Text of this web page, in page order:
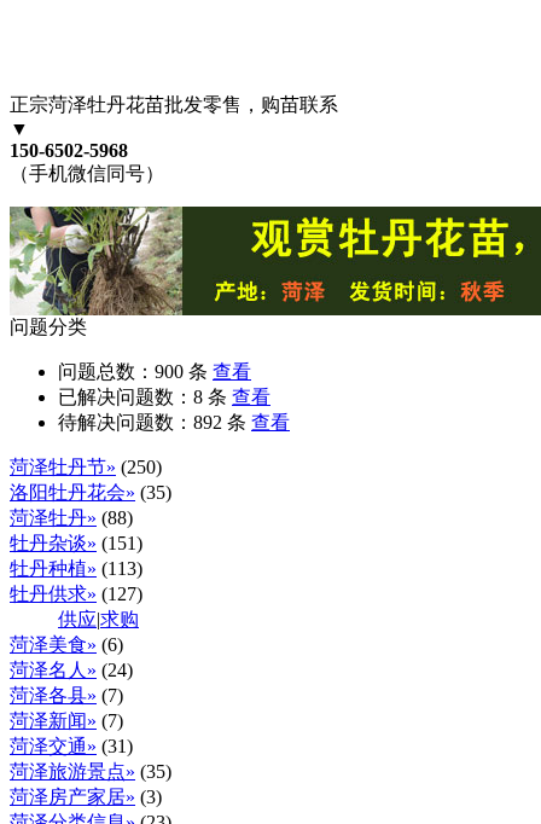
正宗菏泽牡丹花苗批发零售，购苗联系
▼
150-6502-5968
（手机微信同号）
问题分类
问题总数： 900 条 查看
已解决问题数： 8 条 查看
待解决问题数： 892 条 查看
菏泽牡丹节» (250)
洛阳牡丹花会» (35)
菏泽牡丹» (88)
牡丹杂谈» (151)
牡丹种植» (113)
牡丹供求» (127)
供应|求购
菏泽美食» (6)
菏泽名人» (24)
菏泽各县» (7)
菏泽新闻» (7)
菏泽交通» (31)
菏泽旅游景点» (35)
菏泽房产家居» (3)